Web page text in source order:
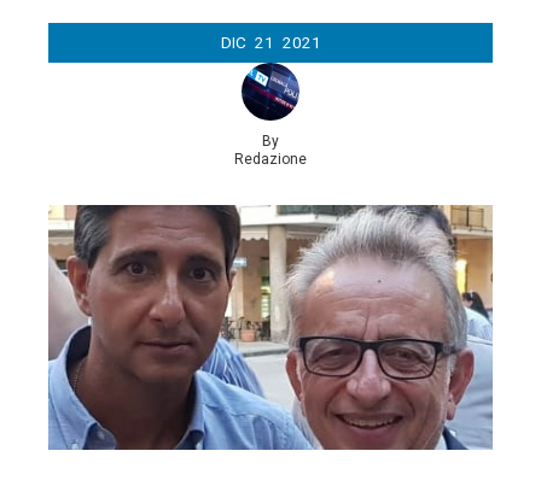
DIC 21 2021
By
Redazione